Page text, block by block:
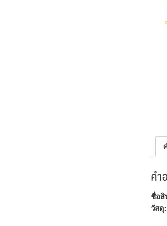
คำ
ชื่อสิ
วัสดุ: